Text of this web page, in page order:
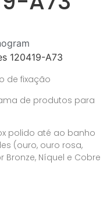
120419-A73
de fixação
de produtos para
polido até ao banho
(ouro, ouro rosa,
Níquel e Cobre